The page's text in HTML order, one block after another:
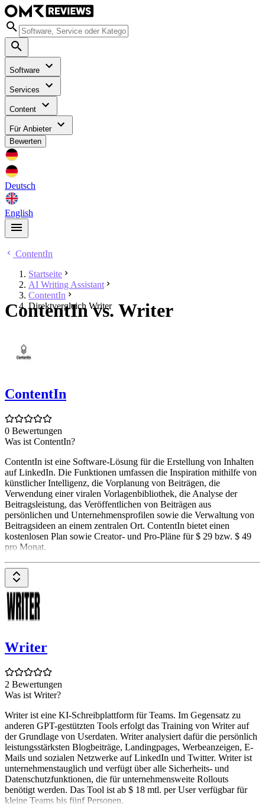
Software
Services
Content
Für Anbieter
Bewerten
Deutsch
English
ContentIn
Startseite
AI Writing Assistant
ContentIn
Direktvergleich Writer
ContentIn vs. Writer
ContentIn
0 Bewertungen
Was ist ContentIn?
ContentIn ist eine Software-Lösung für die Erstellung von Inhalten
auf LinkedIn. Die Funktionen umfassen die Inspiration mithilfe von
künstlicher Intelligenz, die Vorplanung von Beiträgen, die
Verwendung einer viralen Vorlagenbibliothek, die Analyse der
Beitragsleistung, das Veröffentlichen von Beiträgen aus
persönlichen und Unternehmensprofilen sowie die Verwaltung von
Beitragsideen an einem zentralen Ort. ContentIn bietet einen
kostenlosen Plan sowie Creator- und Pro-Pläne für $ 29 bzw. $ 49
pro Monat.
Writer
2 Bewertungen
Was ist Writer?
Writer ist eine KI-Schreibplattform für Teams. Im Gegensatz zu
anderen GPT-gestützten Tools erfolgt das Training von Writer auf
der Grundlage von Userdaten. Writer analysiert dafür die persönlich
leistungsstärksten Blogbeiträge, Landingpages, Werbeanzeigen, E-
Mails und sozialen Netzwerke auf LinkedIn und Twitter. Writer ist
unternehmenstauglich und verfügt über alle Sicherheits- und
Datenschutzfunktionen, die für unternehmensweite Rollouts
benötigt werden. Das Tool ist ab $ 18 mtl. per User verfügbar für
kleine Teams bis fünf Personen.